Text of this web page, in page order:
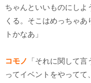
ちゃんといいものにしよ
くる。そこはめっちゃ
トかなあ」
コモノ
「それに関して
ってイベントをやってて